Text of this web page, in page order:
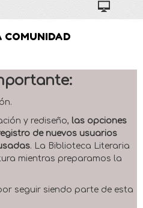
COMUNIDAD
y rediseño, las opciones
de nuevos usuarios
. La Biblioteca Literaria
mientras preparamos la
seguir siendo parte de esta